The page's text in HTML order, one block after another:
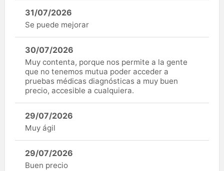
31/07/2026
Se puede mejorar
30/07/2026
Muy contenta, porque nos permite a la gente
que no tenemos mutua poder acceder a
pruebas médicas diagnósticas a muy buen
precio, accesible a cualquiera.
29/07/2026
Muy ágil
29/07/2026
Buen precio